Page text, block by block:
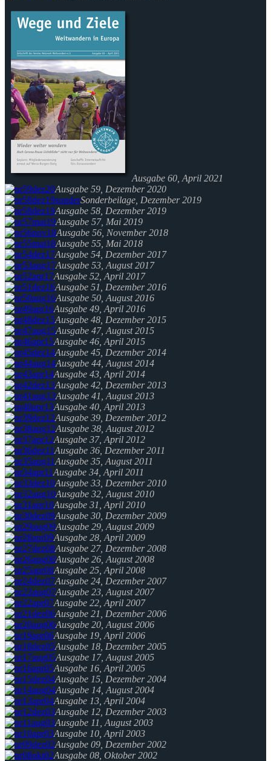
Ausgabe 60, April 2021
Ausgabe 59, Dezember 2020
Sonderbeilage, Dezember 2019
Ausgabe 58, Dezember 2019
Ausgabe 57, Mai 2019
Ausgabe 56, November 2018
Ausgabe 55, Mai 2018
Ausgabe 54, Dezember 2017
Ausgabe 53, August 2017
Ausgabe 52, April 2017
Ausgabe 51, Dezember 2016
Ausgabe 50, August 2016
Ausgabe 49, April 2016
Ausgabe 48, Dezember 2015
Ausgabe 47, August 2015
Ausgabe 46, April 2015
Ausgabe 45, Dezember 2014
Ausgabe 44, August 2014
Ausgabe 43, April 2014
Ausgabe 42, Dezember 2013
Ausgabe 41, August 2013
Ausgabe 40, April 2013
Ausgabe 39, Dezember 2012
Ausgabe 38, August 2012
Ausgabe 37, April 2012
Ausgabe 36, Dezember 2011
Ausgabe 35, August 2011
Ausgabe 34, April 2011
Ausgabe 33, Dezember 2010
Ausgabe 32, August 2010
Ausgabe 31, April 2010
Ausgabe 30, Dezember 2009
Ausgabe 29, August 2009
Ausgabe 28, April 2009
Ausgabe 27, Dezember 2008
Ausgabe 26, August 2008
Ausgabe 25, April 2008
Ausgabe 24, Dezember 2007
Ausgabe 23, August 2007
Ausgabe 22, April 2007
Ausgabe 21, Dezember 2006
Ausgabe 20, August 2006
Ausgabe 19, April 2006
Ausgabe 18, Dezember 2005
Ausgabe 17, August 2005
Ausgabe 16, April 2005
Ausgabe 15, Dezember 2004
Ausgabe 14, August 2004
Ausgabe 13, April 2004
Ausgabe 12, Dezember 2003
Ausgabe 11, August 2003
Ausgabe 10, April 2003
Ausgabe 09, Dezember 2002
Ausgabe 08, Oktober 2002